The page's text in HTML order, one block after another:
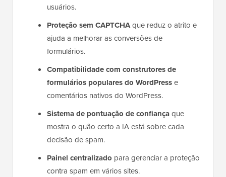
usuários.
Proteção sem CAPTCHAque reduz o atrito e
ajuda a melhorar as conversões de
formulários.
Compatibilidade com construtores de
formulários populares do WordPresse
comentários nativos do WordPress.
Sistema de pontuação de confiançaque
mostra o quão certo a IA está sobre cada
decisão de spam.
Painel centralizado para gerenciar a proteção
contra spam em vários sites.